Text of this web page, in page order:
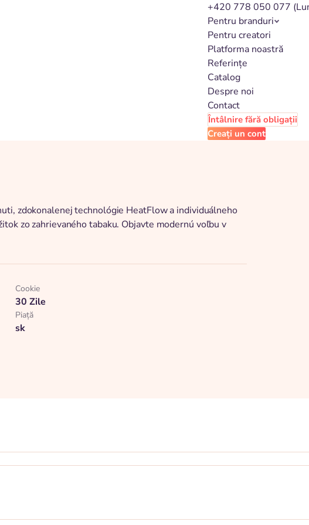
+420 778 050 077
Pentru branduri
Pentru creatori
Platforma noastră
Referințe
Catalog
Despre noi
Contact
Întâlnire fără obligații
Creați un cont
zdokonalenej technológie HeatFlow a individuálneho
zo zahrievaného tabaku. Objavte modernú voľbu v
Cookie
30 Zile
Piaţă
sk